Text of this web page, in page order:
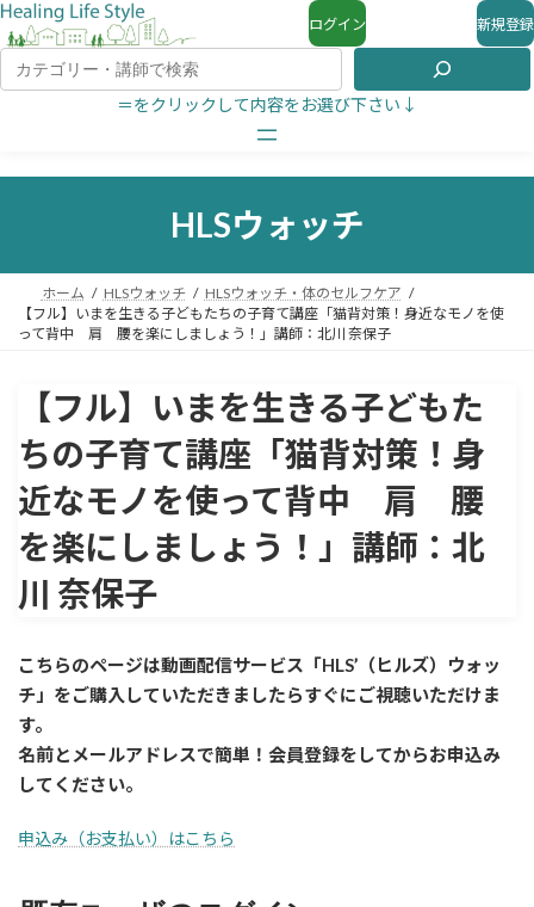
ログイン 新規登録
＝をクリックして内容をお選び下さい↓
HLSウォッチ
ホーム HLSウォッチ
HLSウォッチ・体のセルフケア
【フル】いまを生きる子どもたちの子育て講座「猫背対策！身近なモノを使
って背中 肩 腰を楽にしましょう！」講師：北川 奈保子
【フル】いまを生きる子どもた
ちの子育て講座「猫背対策！身
近なモノを使って背中 肩 腰
を楽にしましょう！」講師：北
川 奈保子
こちらのページは動画配信サービス「HLS’（ヒルズ）ウォッ
チ」をご購入していただきましたらすぐに ご視聴いただけま
す。
名前とメールアドレスで簡単！会員登録をしてからお申込み
してください。
申込み（お支払い）はこちら